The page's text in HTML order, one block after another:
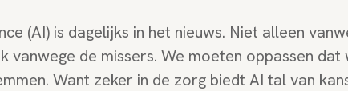
(AI) is dagelijks in het nieuws. Niet alleen
vanwege de missers. We moeten oppassen
Want zeker in de zorg biedt AI tal van